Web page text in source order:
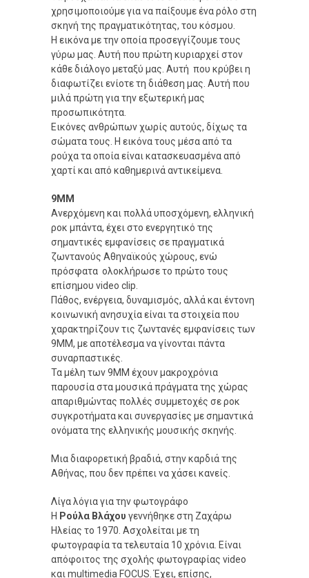
χρησιμοποιούμε για να παίξουμε ένα ρόλο στη
σκηνή της πραγματικότητας, του κόσμου.
Η εικόνα με την οποία προσεγγίζουμε τους
γύρω μας. Αυτή που πρώτη κυριαρχεί στον
κάθε διάλογο μεταξύ μας. Αυτή που κρύβει η
διαφωτίζει ενίοτε τη διάθεση μας. Αυτή που
μιλά πρώτη για την εξωτερική μας
προσωπικότητα.
Εικόνες ανθρώπων χωρίς αυτούς, δίχως τα
σώματα τους. Η εικόνα τους μέσα από τα
ρούχα τα οποία είναι κατασκευασμένα από
χαρτί και από καθημερινά αντικείμενα.
9ΜΜ
Ανερχόμενη και πολλά υποσχόμενη, ελληνική
ροκ μπάντα, έχει στο ενεργητικό της
σημαντικές εμφανίσεις σε πραγματικά
ζωντανούς Αθηναϊκούς χώρους, ενώ
πρόσφατα ολοκλήρωσε το πρώτο τους
επίσημου video clip.
Πάθος, ενέργεια, δυναμισμός, αλλά και έντονη
κοινωνική ανησυχία είναι τα στοιχεία που
χαρακτηρίζουν τις ζωντανές εμφανίσεις των
9ΜΜ, με αποτέλεσμα να γίνονται πάντα
συναρπαστικές.
Τα μέλη των 9ΜΜ έχουν μακροχρόνια
παρουσία στα μουσικά πράγματα της χώρας
απαριθμώντας πολλές συμμετοχές σε ροκ
συγκροτήματα και συνεργασίες με σημαντικά
ονόματα της ελληνικής μουσικής σκηνής.
Μια διαφορετική βραδιά, στην καρδιά της
Αθήνας, που δεν πρέπει να χάσει κανείς.
Λίγα λόγια για την φωτογράφο
Η Ρούλα Βλάχου γεννήθηκε στη Ζαχάρω
Ηλείας το 1970. Ασχολείται με τη
φωτογραφία τα τελευταία 10 χρόνια. Είναι
απόφοιτος της σχολής φωτογραφίας video
και multimedia FOCUS. Έχει, επίσης,